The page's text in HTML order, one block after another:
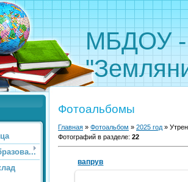
МБДОУ -
Фотоальбомы
Главная » Фотоальбом » 2025 год »
Фотографий в разделе: 22
вапрув